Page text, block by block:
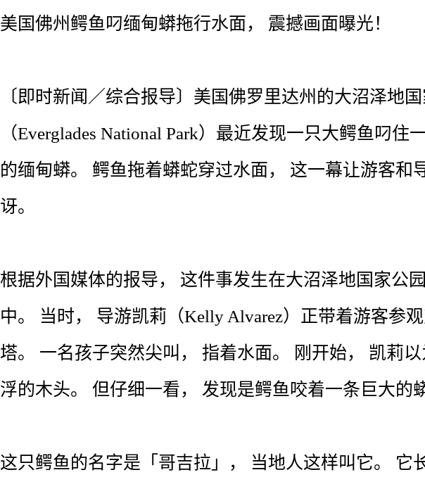
美国佛州 鳄鱼叼缅甸蟒拖行水面 ， 震撼画面曝光！
〔即时新闻 ／综合报导〕 美国佛罗里达州 的大沼泽地
（Everglades National Park） 最近发现一只大鳄鱼叼住
的缅甸蟒。 鳄鱼拖着蟒蛇穿过水面 ， 这一幕让游客和
讶。
根据外国 媒体的报导， 这件事发生在大沼泽地 国家公园
中。 当时， 导游凯莉 （Kelly Alvarez） 正带着游客参观
塔。 一名孩子突然尖叫 ， 指着水面。 刚 开始， 凯莉以
浮的木头。 但仔细一看， 发现是鳄鱼咬着一条 巨大的
这只鳄鱼的名字是 「 哥吉拉 」 ， 当地人这样叫 它。 它